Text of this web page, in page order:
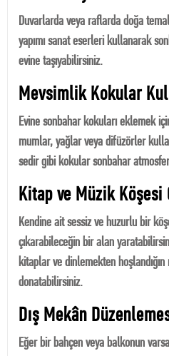
Duvarlarda veya raflarda doğa
yapımı sanat eserleri kullanarak
evine taşıyabilirsiniz.
Mevsimlik Kokular
Evine sonbahar kokuları eklemek
mumlar, yağlar veya difüzörler
sedir gibi kokular sonbahar
Kitap ve Müzik Köşesi
Kendine ait sessiz ve huzurlu bir
çıkarabileceğin bir alan
kitaplar ve dinlemekten
donatabilirsiniz.
Dış Mekân
Eğer bir bahçen veya balkonun